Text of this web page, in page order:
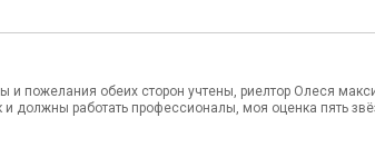
и пожелания обеих сторон учтены, риелтор Олеся
и должны работать профессионалы, моя оценка пять